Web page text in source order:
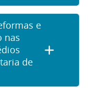
e
nas
de